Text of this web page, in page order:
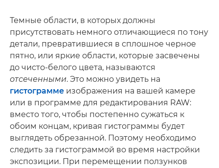
Темные области, в которых должны
присутствовать немного отличающиеся по тону
детали, превратившиеся в сплошное черное
пятно, или яркие области, которые засвечены
до чисто-белого цвета, называются
отсеченными. Это можно увидеть на
гистограмме изображения на вашей камере
или в программе для редактирования RAW:
вместо того, чтобы постепенно сужаться к
обоим концам, кривая гистограммы будет
выглядеть обрезанной. Поэтому необходимо
следить за гистограммой во время настройки
экспозиции. При перемещении ползунков